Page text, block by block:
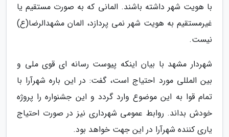
با هویت شهر داشته باشند. المانی که به صورت مستقیم یا
غیرمستقیم به هویت شهر نمی پردازد، المان مشهدالرضا(ع)
نیست.
شهردار مشهد با بیان اینکه پیوست رسانه ای قوی ملی و
بین المللی مورد احتیاج است، گفت: در این باره شهرآرا با
تمام قوا به این موضوع وارد گردد و این جشنواره را پروژه
خودش بداند. روابط عمومی شهرداری نیز در صورت احتیاج
یاری کننده شهرآرا در این جهت خواهد بود.